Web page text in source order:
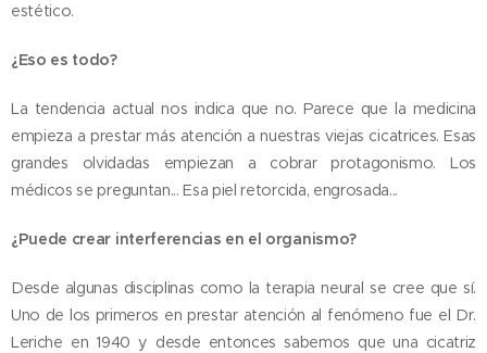
estético.
¿Eso es todo?
La tendencia actual nos indica que no. Parece que la medicina
empieza a prestar más atención a nuestras viejas cicatrices. Esas
grandes olvidadas empiezan a cobrar protagonismo. Los
médicos se preguntan... Esa piel retorcida, engrosada...
¿Puede crear interferencias en el organismo?
Desde algunas disciplinas como la terapia neural se cree que sí.
Uno de los primeros en prestar atención al fenómeno fue el Dr.
Leriche en 1940 y desde entonces sabemos que una cicatriz